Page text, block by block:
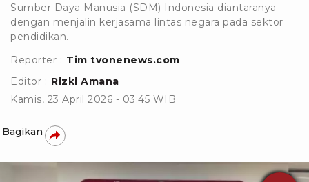
Sumber Daya Manusia (SDM) Indonesia diantaranya
dengan menjalin kerjasama lintas negara pada sektor
pendidikan.
Reporter : Tim tvonenews.com
Editor : Rizki Amana
Kamis, 23 April 2026 - 03:45 WIB
Bagikan